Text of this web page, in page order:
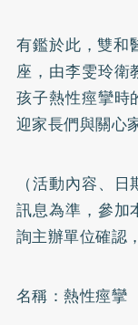
有鑑於此，雙和
座，由李雯玲衛
孩子熱性痙攣時
迎家長們與關心
（活動內容、
訊息為準，參加
詢主辦單位確認
名稱：熱性痙攣